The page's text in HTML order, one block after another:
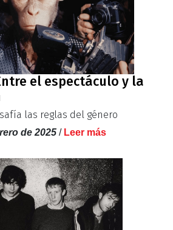
el espectáculo y la
las reglas del género
de 2025 / Leer más